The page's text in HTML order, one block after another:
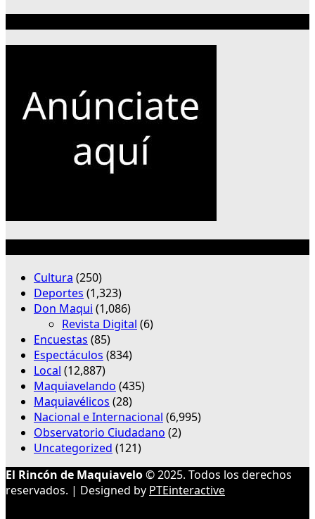
Cultura (250)
Deportes (1,323)
Don Maqui (1,086)
Revista Digital (6)
Encuestas (85)
Espectáculos (834)
Local (12,887)
Maquiavelando (435)
Maquiavélicos (28)
Nacional e Internacional (6,995)
Observatorio Ciudadano (2)
Uncategorized (121)
El Rincón de Maquiavelo© 2025. Todos los derechos
reservados. | Designed by PTEinteractive